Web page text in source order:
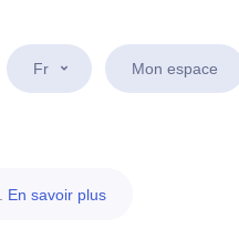
Fr Mon espace
En savoir plus